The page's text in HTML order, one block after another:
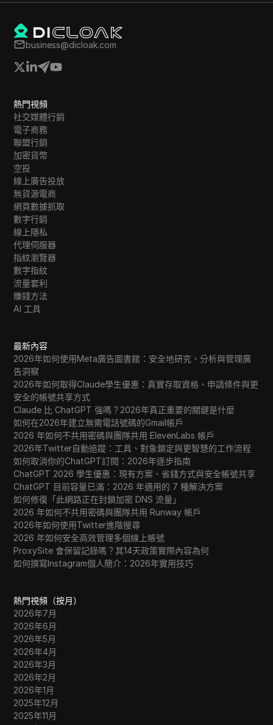
business@dicloak.com
熱門視頻
社交媒體行銷
電子商務
聯盟行銷
加密貨幣
空投
線上廣告投放
無貨源電商
網頁數據抓取
數字行銷
線上隱私
代理伺服器
指紋瀏覽器
數字指紋
流量套利
賺錢方法
AI 工具
最新內容
2026年如何使用Meta廣告圖書館：安全地研究、分析與管理廣
告洞察
2026年如何取得Claude學生優惠：真實存取資格、申請條件與更
安全的帳號共享方式
Claude 比 ChatGPT 強嗎？2026年真正重要的關鍵是什麼
如何在2026年建立無需電話號碼的Gmail帳戶
2026 年如何不共用密碼與團隊共用 ElevenLabs 帳戶
2026年Twitter自動追蹤：工具、對象鎖定與更智慧的工作流程
如何取消你的ChatGPT訂閱：2026年逐步指南
ChatGPT 2026 學生優惠：現有方案、省錢方式與安全帳號共享
ChatGPT 目前容量已滿：2026 年適用的 7 種解決方案
如何修復「此網路正在封鎖加密 DNS 流量」
2026 年如何不共用密碼與團隊共用 Runway 帳戶
2026年如何使用Twitter進階搜尋
2026 年如何安全高效管理多個線上帳號
ProxySite 會保留記錄嗎？其14天政策實際內容為何
如何撰寫Instagram個人簡介：2026年實用技巧
熱門視頻（按月）
2026年7月
2026年6月
2026年5月
2026年4月
2026年3月
2026年2月
2026年1月
2025年12月
2025年11月